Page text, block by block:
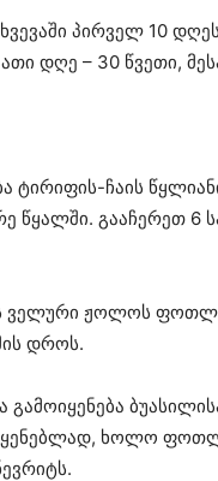
პირველ 10
დღე – 30 წვეთი,
ტირიფის-ჩაის
გააჩერეთ 6
ველური ჟოლოს
დროს.
გამოიყენება
ხოლო